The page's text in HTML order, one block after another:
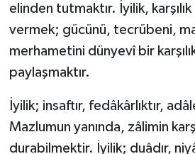
elinden tutmaktır. İyilik,
vermek; gücünü, tecrübeni,
merhametini dünyevî bir
paylaşmaktır.
İyilik; insaftır, fedâkârlıktır,
Mazlumun yanında, zâlimin
durabilmektir. İyilik; duâdır,